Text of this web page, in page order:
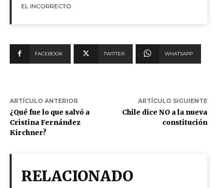
EL INCORRECTO
FACEBOOK TWITTER WHATSAPP
ARTÍCULO ANTERIOR
¿Qué fue lo que salvó a
Cristina Fernández
Kirchner?
ARTÍCULO SIGUIENTE
Chile dice NO a la nueva
constitución
RELACIONADO